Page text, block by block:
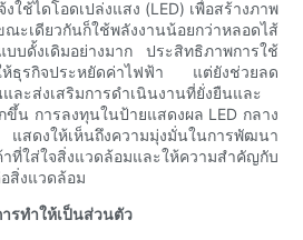
ใช้ไดโอดเปล่งแสง (LED) เพื่อสร้างภาพ
เดียวกันก็ใช้พลังงานน้อยกว่าหลอดไส้
บบดั้งเดิมอย่างมาก ประสิทธิภาพการใช้
ห้ธุรกิจประหยัดค่าไฟฟ้า แต่ยังช่วยลด
ะส่งเสริมการดำเนินงานที่ยั่งยืนและ
น การลงทุนในป้ายแสดงผล LED กลาง
แสดงให้เห็นถึงความมุ่งมั่นในการพัฒนา
ที่ใส่ใจสิ่งแวดล้อมและให้ความสำคัญกับ
สิ่งแวดล้อม
รทำให้เป็นส่วนตัว